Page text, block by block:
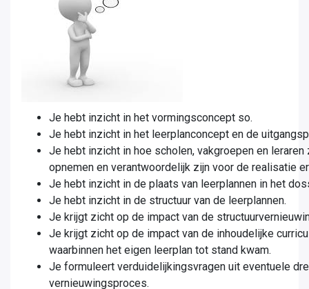
Je hebt inzicht in het vormingsconcept so.
Je hebt inzicht in het leerplanconcept en de
Je hebt inzicht in hoe scholen, vakgroepen en
opnemen en verantwoordelijk zijn voor de realisatie
Je hebt inzicht in de plaats van leerplannen in het
Je hebt inzicht in de structuur van de leerplannen.
Je krijgt zicht op de impact van de
Je krijgt zicht op de impact van de inhoudelijke
waarbinnen het eigen leerplan tot stand kwam.
Je formuleert verduidelijkingsvragen uit eventuele
vernieuwingsproces.